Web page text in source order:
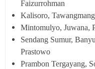
Faizurrohman
Kalisoro,
Mintomulyo, Juwana,
Sendang Sumur,
Prastowo
Prambon Tergayang,